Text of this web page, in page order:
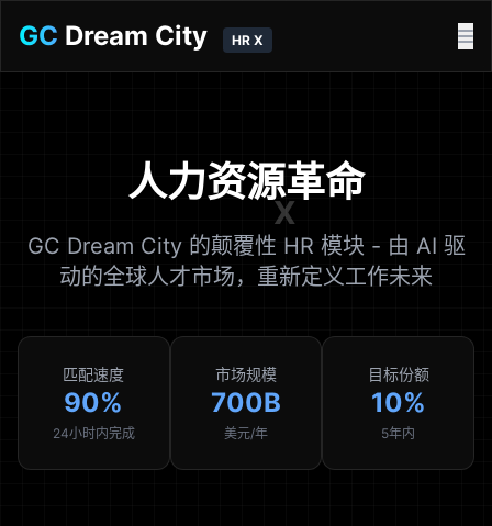
GC Dream City HR X
人力资源革命
GC Dream City 的颠覆性 HR 模块 - 由 AI 驱
动的全球人才市场，重新定义工作未来
匹配速度
90%
24小时内完成
市场规模
700B
美元/年
目标份额
10%
5年内